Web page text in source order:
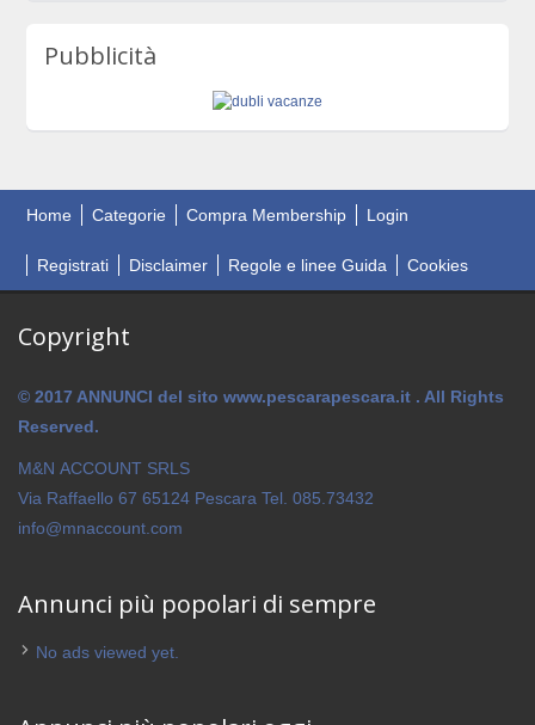
Pubblicità
Home Categorie Compra Membership Login
Registrati Disclaimer Regole e linee Guida Cookies
Copyright
© 2017 ANNUNCI del sito www.pescarapescara.it . All Rights
Reserved.
M&N ACCOUNT SRLS
Via Raffaello 67 65124 Pescara Tel. 085.73432
info@mnaccount.com
Annunci più popolari di sempre
No ads viewed yet.